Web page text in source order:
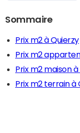
Sommaire
Prix m2 à Quierzy
Prix m2
Prix m2 maison à
Prix m2 terrain à